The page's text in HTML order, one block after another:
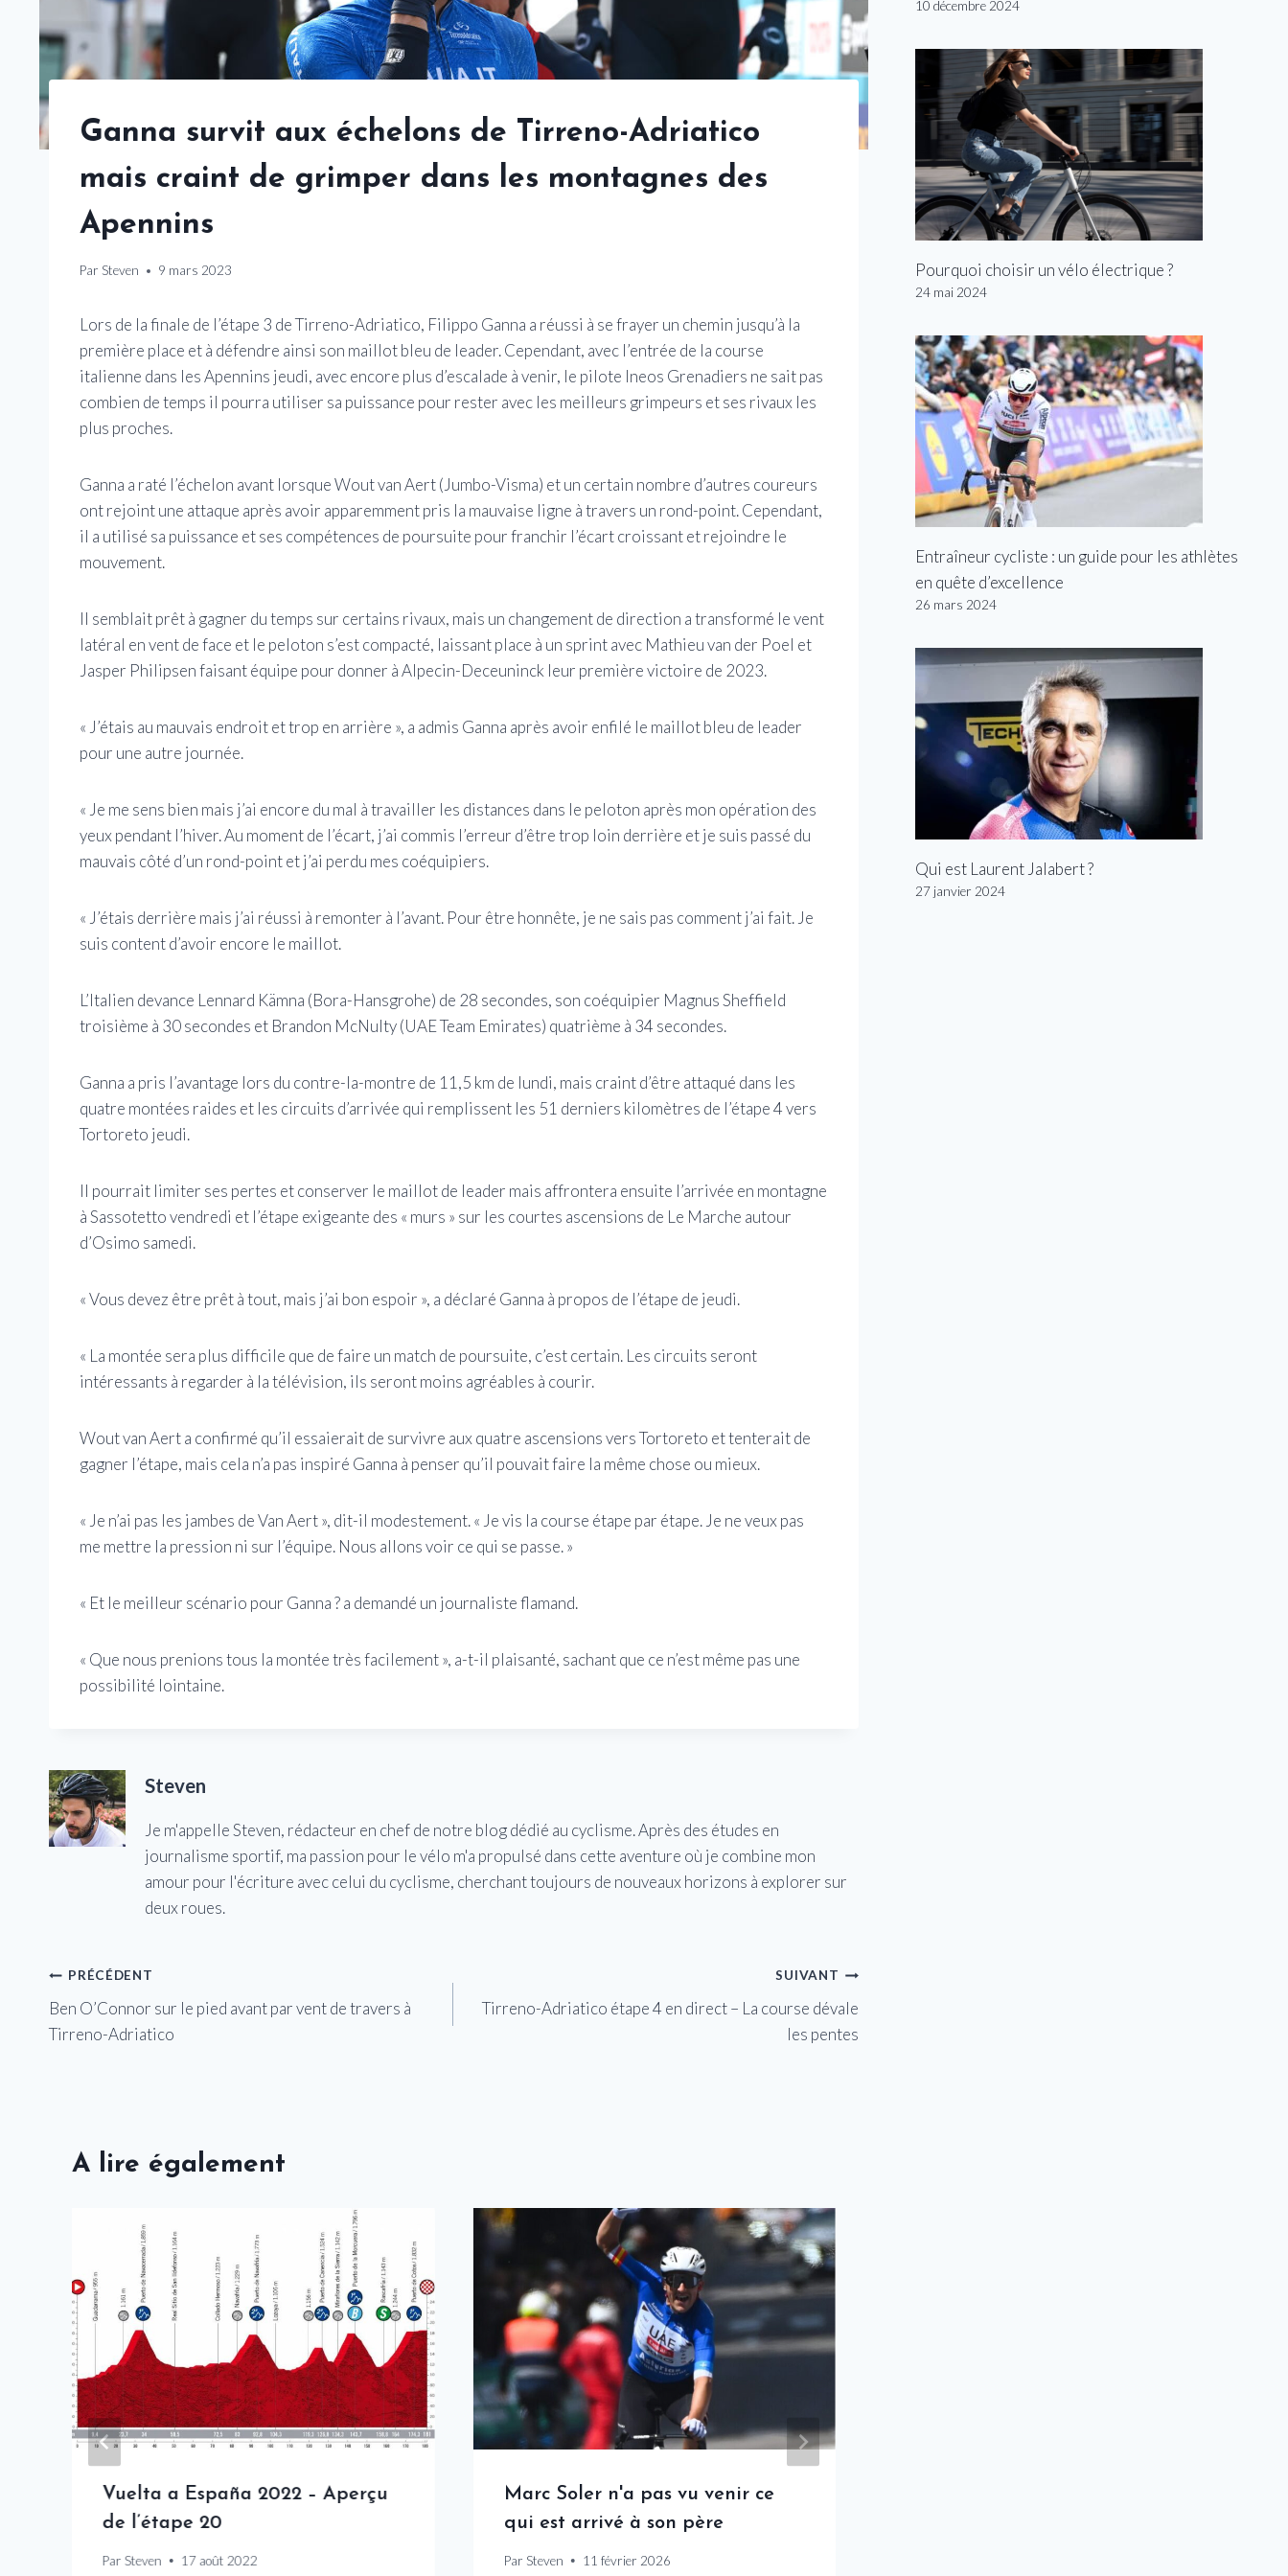
Ganna survit aux échelons de Tirreno-Adriatico
mais craint de grimper dans les montagnes des
Apennins
Par Steven 9 mars 2023
Lors de la finale de l’étape 3 de Tirreno-Adriatico, Filippo Ganna a réussi à se frayer un chemin jusqu’à la
première place et à défendre ainsi son maillot bleu de leader. Cependant, avec l’entrée de la course
italienne dans les Apennins jeudi, avec encore plus d’escalade à venir, le pilote Ineos Grenadiers ne sait pas
combien de temps il pourra utiliser sa puissance pour rester avec les meilleurs grimpeurs et ses rivaux les
plus proches.
Ganna a raté l’échelon avant lorsque Wout van Aert (Jumbo-Visma) et un certain nombre d’autres coureurs
ont rejoint une attaque après avoir apparemment pris la mauvaise ligne à travers un rond-point. Cependant,
il a utilisé sa puissance et ses compétences de poursuite pour franchir l’écart croissant et rejoindre le
mouvement.
Il semblait prêt à gagner du temps sur certains rivaux, mais un changement de direction a transformé le vent
latéral en vent de face et le peloton s’est compacté, laissant place à un sprint avec Mathieu van der Poel et
Jasper Philipsen faisant équipe pour donner à Alpecin-Deceuninck leur première victoire de 2023.
« J’étais au mauvais endroit et trop en arrière », a admis Ganna après avoir enfilé le maillot bleu de leader
pour une autre journée.
« Je me sens bien mais j’ai encore du mal à travailler les distances dans le peloton après mon opération des
yeux pendant l’hiver. Au moment de l’écart, j’ai commis l’erreur d’être trop loin derrière et je suis passé du
mauvais côté d’un rond-point et j’ai perdu mes coéquipiers.
« J’étais derrière mais j’ai réussi à remonter à l’avant. Pour être honnête, je ne sais pas comment j’ai fait. Je
suis content d’avoir encore le maillot.
L’Italien devance Lennard Kämna (Bora-Hansgrohe) de 28 secondes, son coéquipier Magnus Sheffield
troisième à 30 secondes et Brandon McNulty (UAE Team Emirates) quatrième à 34 secondes.
Ganna a pris l’avantage lors du contre-la-montre de 11,5 km de lundi, mais craint d’être attaqué dans les
quatre montées raides et les circuits d’arrivée qui remplissent les 51 derniers kilomètres de l’étape 4 vers
Tortoreto jeudi.
Il pourrait limiter ses pertes et conserver le maillot de leader mais affrontera ensuite l’arrivée en montagne
à Sassotetto vendredi et l’étape exigeante des « murs » sur les courtes ascensions de Le Marche autour
d’Osimo samedi.
« Vous devez être prêt à tout, mais j’ai bon espoir », a déclaré Ganna à propos de l’étape de jeudi.
« La montée sera plus difficile que de faire un match de poursuite, c’est certain. Les circuits seront
intéressants à regarder à la télévision, ils seront moins agréables à courir.
Wout van Aert a confirmé qu’il essaierait de survivre aux quatre ascensions vers Tortoreto et tenterait de
gagner l’étape, mais cela n’a pas inspiré Ganna à penser qu’il pouvait faire la même chose ou mieux.
« Je n’ai pas les jambes de Van Aert », dit-il modestement. « Je vis la course étape par étape. Je ne veux pas
me mettre la pression ni sur l’équipe. Nous allons voir ce qui se passe. »
« Et le meilleur scénario pour Ganna ? a demandé un journaliste flamand.
« Que nous prenions tous la montée très facilement », a-t-il plaisanté, sachant que ce n’est même pas une
possibilité lointaine.
Steven
Je m'appelle Steven, rédacteur en chef de notre blog dédié au cyclisme. Après des études en
journalisme sportif, ma passion pour le vélo m'a propulsé dans cette aventure où je combine mon
amour pour l'écriture avec celui du cyclisme, cherchant toujours de nouveaux horizons à explorer sur
deux roues.
Navigation
de
PRÉCÉDENT
Ben O’Connor sur le pied avant par vent de travers à
Tirreno-Adriatico
SUIVANT
Tirreno-Adriatico étape 4 en direct – La course dévale
les pentes
A lire également
Vuelta a España 2022 – Aperçu
de l’étape 20
Par Steven 17 août 2022
Marc Soler n'a pas vu venir ce
qui est arrivé à son père
Par Steven 11 février 2026
10 décembre 2024
Pourquoi choisir un vélo électrique ?
24 mai 2024
Entraîneur cycliste : un guide pour les athlètes
en quête d’excellence
26 mars 2024
Qui est Laurent Jalabert ?
27 janvier 2024